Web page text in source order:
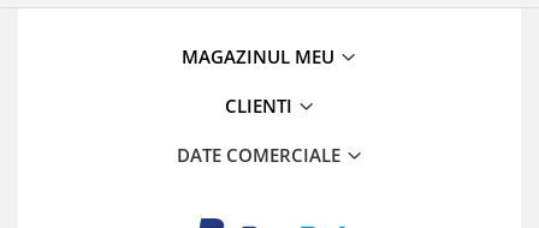
MAGAZINUL MEU
CLIENTI
DATE COMERCIALE